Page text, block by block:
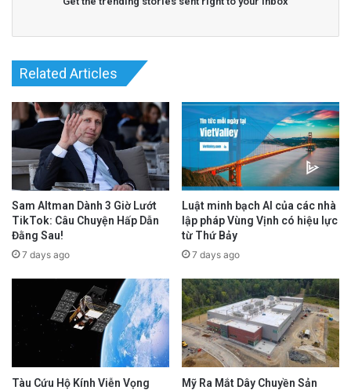
Related Articles
Sam Altman Dành 3 Giờ Lướt
TikTok: Câu Chuyện Hấp Dẫn
Đằng Sau!
7 days ago
Luật minh bạch AI của các nhà
lập pháp Vùng Vịnh có hiệu lực
từ Thứ Bảy
7 days ago
Tàu Cứu Hộ Kính Viễn Vọng
Mỹ Ra Mắt Dây Chuyền Sản